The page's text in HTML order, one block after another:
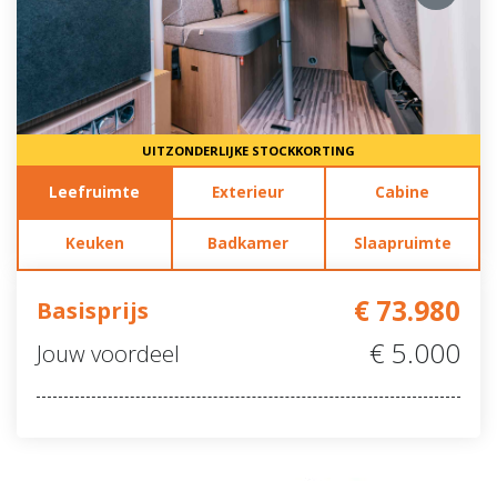
UITZONDERLIJKE STOCKKORTING
Leefruimte Exterieur Cabine
Keuken Badkamer Slaapruimte
Basisprijs € 73.980
Jouw voordeel € 5.000